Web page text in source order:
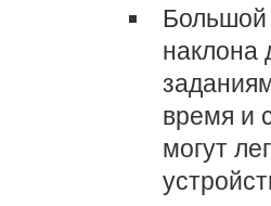
Большой
наклона
время и
могут